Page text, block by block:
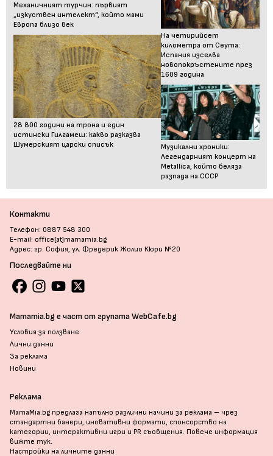
Механичният турчин: първият
„изкуствен интелект“, който мами
Европа близо век
28 800 години на трона и един
истински Гилгамеш: какво разказва
Шумерският царски списък
На четирийсет
километра от Сеута:
Испания изселва
новопокръстените през
1609 година
Музикални хроники:
Легендарният концерт на
Metallica, който беляза
разпада на СССР
Контакти
Телефон: 0887 548 300
E-mail: office[at]mamamia.bg
Адрес: гр. София, ул. Фредерик Жолио Кюри №20
Последвайте ни
Mamamia.bg е част от групата WebCafe.bg
Условия за ползване
Лични данни
За реклама
Новини
Реклама
MamaMia.bg предлага напълно различни начини за реклама – чрез
стандартни банери, иновативни формати, спонсорство на
категории, интерактивни игри и PR съобщения. Повече информация
вижте тук.
Настройки на личните данни